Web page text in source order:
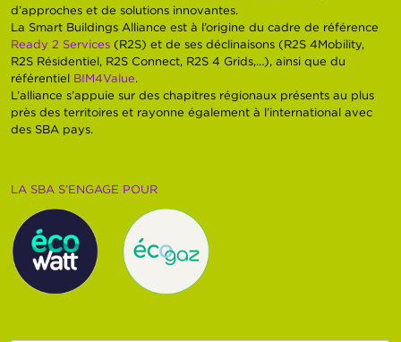
d’approches et de solutions innovantes.
La Smart Buildings Alliance est à l’origine du cadre de référence
Ready 2 Services (R2S) et de ses déclinaisons (R2S 4Mobility,
R2S Résidentiel, R2S Connect, R2S 4 Grids,…), ainsi que du
référentiel BIM4Value
L’alliance s’appuie sur des chapitres régionaux présents au plus
près des territoires et rayonne également à l’international avec
des SBA pays.
LA SBA S’ENGAGE POUR